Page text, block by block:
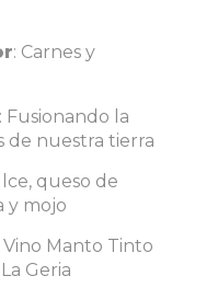
: Carnes y
: Fusionando la
de nuestra tierra
queso de
y mojo
Vino Manto Tinto
Geria